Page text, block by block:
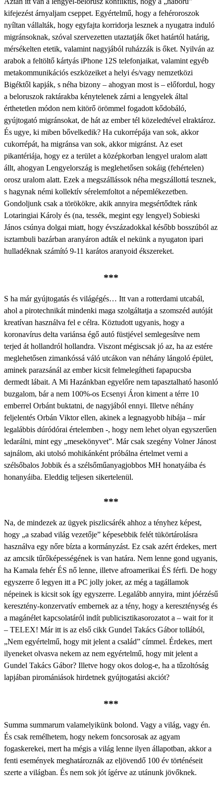
kifejezést árnyaljam cseppet. Egyértelmű, hogy a fehéroroszok
nyíltan vállalták, hogy egyfajta korridorja lesznek a nyugatra induló
migránsoknak, szóval szervezetten utaztatják őket határtól határig,
mérsékelten etetik, valamint nagyjából ruházzák is őket. Nyilván az
arabok a feltöltő kártyás iPhone 12S telefonjaikat, valamint egyéb
metakommunikációs eszközeiket a helyi és/vagy nemzetközi
Bigéktől kapják, s néha bizony – ahogyan most is – előfordul, hogy
a beloruszok raktárakba kénytelenek zárni a lengyelek által
érthetetlen módon nem kitörő örömmel fogadott kődobáló,
gyújtogató migránsokat, de hát az ember tél közeledtével elraktároz.
És ugye, ki miben bővelkedik? Ha cukorrépája van sok, akkor
cukorrépát, ha migránsa van sok, akkor migránst. Az eset
pikantériája, hogy ez a terület a középkorban lengyel uralom alatt
állt, ahogyan Lengyelország is meglehetősen sokáig (fehértelen)
orosz uralom alatt. Ezek a megszállássok néha megszállottá tesznek,
s hagynak némi kollektív sérelemfoltot a népemlékezetben.
Gondoljunk csak a törökökre, akik annyira megsértődtek ránk
Lotaringiai Károly és (na, tessék, megint egy lengyel) Sobieski
János csúnya dolgai miatt, hogy évszázadokkal később bosszúból az
isztambuli bazárban aranyáron adták el nekünk a nyugaton ipari
hulladéknak számító 9-11 karátos aranyoid ékszereket.
***
S ha már gyújtogatás és világégés… Itt van a rotterdami utcabál,
ahol a pirotechnikát mindenki maga szolgáltatja a szomszéd autóját
kreatívan használva fel e célra. Köztudott ugyanis, hogy a
koronavírus delta variánsa égő autó füstjével semlegesítve nem
terjed át hollandról hollandra. Viszont mégiscsak jó az, ha az estére
meglehetősen zimankóssá váló utcákon van néhány lángoló épület,
aminek parazsánál az ember kicsit felmelegítheti fapapucsba
dermedt lábait. A Mi Hazánkban egyelőre nem tapasztalható hasonló
buzgalom, bár a nem 100%-os Ecsenyi Áron kiment a térre 10
emberrel Orbánt buktatni, de nagyjából ennyi. Illetve néhány
feljelentés Orbán Viktor ellen, akinek a legnagyobb hibája – már
legalábbis dúródórai értelemben -, hogy nem lehet olyan egyszerűen
ledarálni, mint egy „mesekönyvet”. Már csak szegény Volner Jánost
sajnálom, aki utolsó mohikánként próbálna értelmet verni a
szélsőbalos Jobbik és a szélsőműanyagjobbos MH honatyáiba és
honanyáiba. Eleddig teljesen sikertelenül.
***
Na, de mindezek az ügyek piszlicsárék ahhoz a tényhez képest,
hogy „a szabad világ vezetője” képesebbik felét tükörtárolásra
használva egy nőre bízta a kormányzást. Ez csak azért érdekes, mert
az amcsik tűrőképességének is van határa. Nem lenne gond ugyanis,
ha Kamala fehér ÉS nő lenne, illetve afroamerikai ÉS férfi. De hogy
egyszerre ő legyen itt a PC jolly joker, az még a tagállamok
népeinek is kicsit sok így egyszerre. Legalább annyira, mint jóérzésű
keresztény-konzervatív embernek az a tény, hogy a kereszténység és
a magánélet kapcsolatáról indít publicisztikasorozatot a – wait for it
– TELEX! Már itt is az első cikk Gundel Takács Gábor tollából,
„Nem egyértelmű, hogy mit jelent a család” címmel. Érdekes, mert
ilyeneket olvasva nekem az nem egyértelmű, hogy mit jelent a
Gundel Takács Gábor? Illetve hogy okos dolog-e, ha a tűzoltóság
lapjában piromániások hirdetnek gyújtogatási akciót?
***
Summa summarum valamelyikünk bolond. Vagy a világ, vagy én.
És csak remélhetem, hogy nekem foncsorosak az agyam
fogaskerekei, mert ha mégis a világ lenne ilyen állapotban, akkor a
fenti események meghatároznák az eljövendő 100 év történéseit
szerte a világban. És nem sok jót ígérve az utánunk jövőknek.